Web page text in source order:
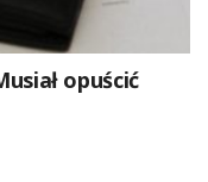
opuścić